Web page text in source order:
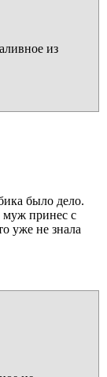
из
было дело.
муж принес с
уже не знала